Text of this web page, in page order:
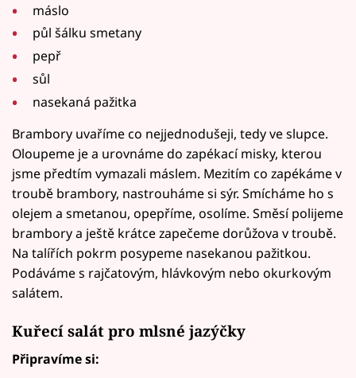
máslo
půl šálku smetany
pepř
sůl
nasekaná pažitka
Brambory uvaříme co nejjednodušeji, tedy ve slupce.
Oloupeme je a urovnáme do zapékací misky, kterou
jsme předtím vymazali máslem. Mezitím co zapékáme v
troubě brambory, nastrouháme si sýr. Smícháme ho s
olejem a smetanou, opepříme, osolíme. Směsí polijeme
brambory a ještě krátce zapečeme dorůžova v troubě.
Na talířích pokrm posypeme nasekanou pažitkou.
Podáváme s rajčatovým, hlávkovým nebo okurkovým
salátem.
Kuřecí salát pro mlsné jazýčky
Připravíme si: